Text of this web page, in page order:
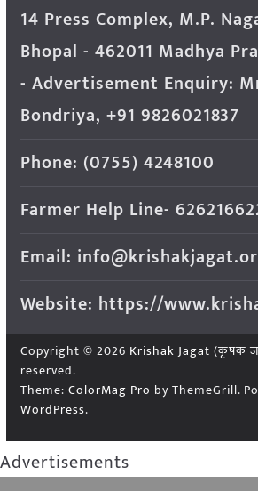
14 Press Complex, M.P.
Bhopal - 462011 Madhya
- Advertisement Enquiry:
Bondriya, +91 9826021837
Phone: (0755) 4248100
Farmer Help Line-
Email:
Website: https://
Copyright © 2026 Krishak Jagat (कृषक
reserved.
Theme: ColorMag Pro by ThemeGrill.
WordPress.
Advertisements